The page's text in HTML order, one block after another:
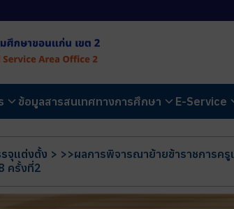
ข้อมูลสารสนเทศทางการศึกษา E-Service
จุแต่งตั้ง > >>ผลการพิจารณาย้ายข้าราชการค
ครั้งที่2